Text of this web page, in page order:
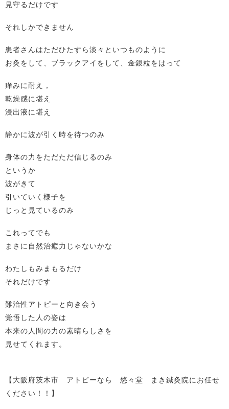
見守るだけです
それしかできません
患者さんはただひたすら淡々といつものように
お灸をして、ブラックアイをして、金銀粒をはって
痒みに耐え，
乾燥感に堪え
浸出液に堪え
静かに波が引く時を待つのみ
身体の力をただただ信じるのみ
というか
波がきて
引いていく様子を
じっと見ているのみ
これってでも
まさに自然治癒力じゃないかな
わたしもみまもるだけ
それだけです
難治性アトピーと向き会う
覚悟した人の姿は
本来の人間の力の素晴らしさを
見せてくれます。
【大阪府茨木市 アトピーなら 悠々堂 まき鍼灸院にお任せ
ください！！】